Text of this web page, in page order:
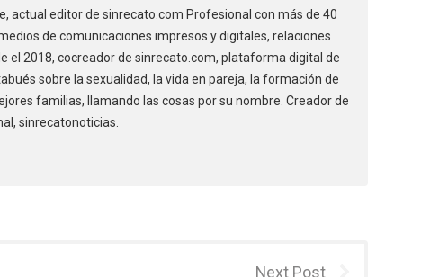
actual editor de sinrecato.com Profesional con más de 40
de comunicaciones impresos y digitales, relaciones
el 2018, cocreador de sinrecato.com, plataforma digital de
sobre la sexualidad, la vida en pareja, la formación de
familias, llamando las cosas por su nombre. Creador de
sinrecatonoticias.
Next Post